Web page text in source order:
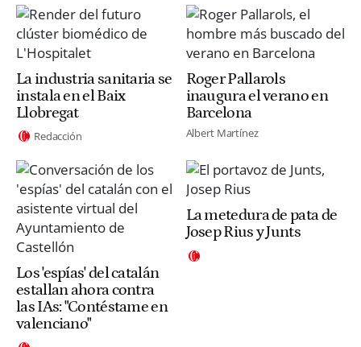
La industria sanitaria se
instala en el Baix
Llobregat
Redacción
Roger Pallarols
inaugura el verano en
Barcelona
Albert Martínez
Los 'espías' del catalán
estallan ahora contra
las IAs: "Contéstame en
valenciano"
La metedura de pata de
Josep Rius y Junts